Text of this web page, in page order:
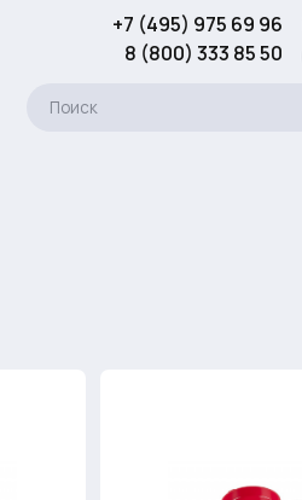
+7 (495) 975 69 96
8 (800) 333 85 50